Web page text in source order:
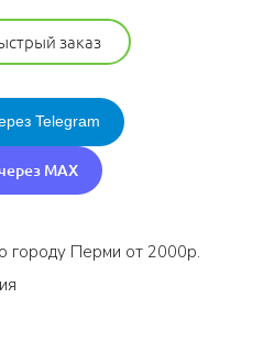
заказ
Telegram
MAX
городу Перми от 2000р.